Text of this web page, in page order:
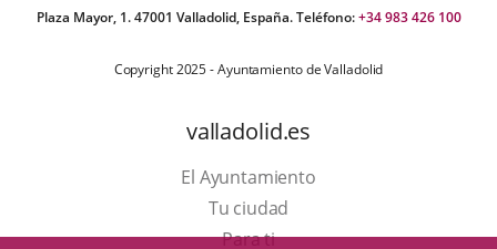
Plaza Mayor, 1. 47001 Valladolid, España. Teléfono:+34 983 426 100
Copyright 2025 - Ayuntamiento de Valladolid
valladolid.es
El Ayuntamiento
Tu ciudad
Para ti